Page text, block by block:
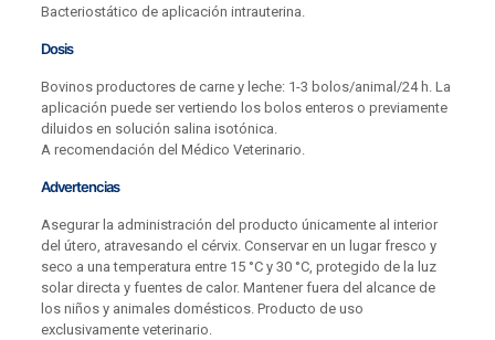
Bacteriostático de aplicación intrauterina.
Dosis
Bovinos productores de carne y leche: 1-3 bolos/animal/24 h. La
aplicación puede ser vertiendo los bolos enteros o previamente
diluidos en solución salina isotónica.
A recomendación del Médico Veterinario.
Advertencias
Asegurar la administración del producto únicamente al interior
del útero, atravesando el cérvix. Conservar en un lugar fresco y
seco a una temperatura entre 15 °C y 30 °C, protegido de la luz
solar directa y fuentes de calor. Mantener fuera del alcance de
los niños y animales domésticos. Producto de uso
exclusivamente veterinario.